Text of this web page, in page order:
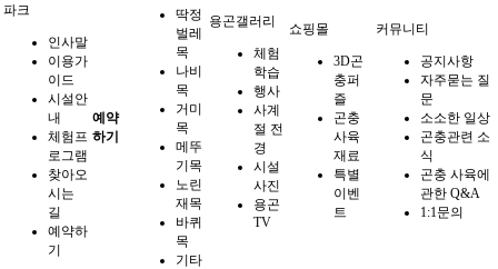
파크
인사말
이용가
이드
시설안
내
체험프
로그램
찾아오
시는
길
예약하
기
예약
하기
딱정
벌레
목
나비
목
거미
목
메뚜
기목
노린
재목
바퀴
목
기타
용곤갤러리
체험
학습
행사
사계
절 전
경
시설
사진
용곤
TV
쇼핑몰
3D곤
충퍼
즐
곤충
사육
재료
특별
이벤
트
커뮤니티
공지사항
자주묻는 질
문
소소한 일상
곤충관련 소
식
곤충 사육에
관한 Q&A
1:1문의